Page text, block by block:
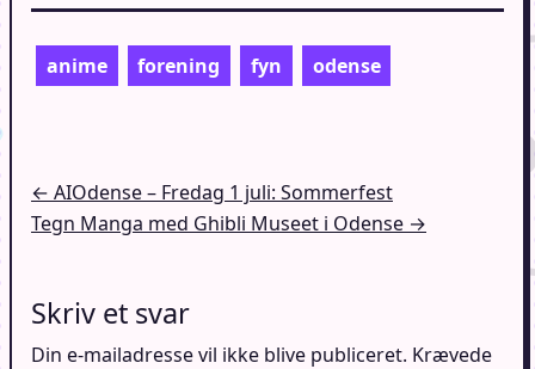
anime forening fyn odense
Indlægsnavigation
← AIOdense – Fredag 1 juli: Sommerfest
Tegn Manga med Ghibli Museet i Odense →
Skriv et svar
Din e-mailadresse vil ikke blive publiceret. Krævede